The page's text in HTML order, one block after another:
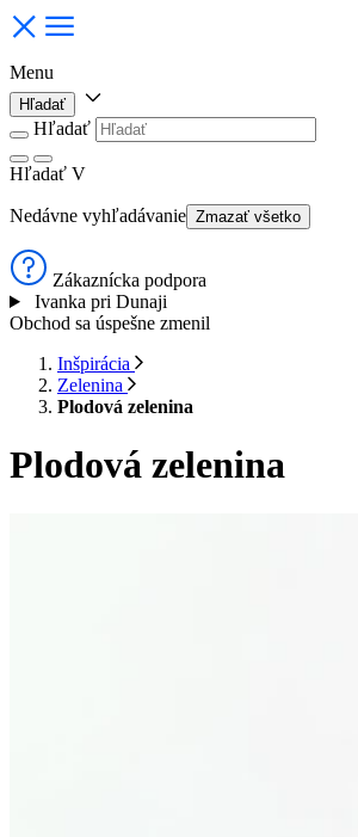
Menu
Hľadať
Hľadať
Hľadať V
Nedávne vyhľadávanie Zmazať všetko
Zákaznícka podpora
Ivanka pri Dunaji
Obchod sa úspešne zmenil
Inšpirácia
Zelenina
Plodová zelenina
Plodová zelenina